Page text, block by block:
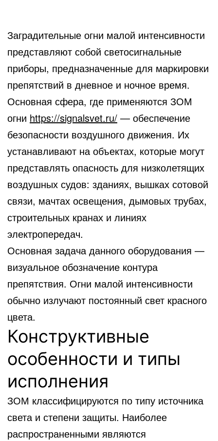
Заградительные огни малой интенсивности
представляют собой светосигнальные
приборы, предназначенные для маркировки
препятствий в дневное и ночное время.
Основная сфера, где применяются ЗОМ
огни https://signalsvet.ru/ — обеспечение
безопасности воздушного движения. Их
устанавливают на объектах, которые могут
представлять опасность для низколетящих
воздушных судов: зданиях, вышках сотовой
связи, мачтах освещения, дымовых трубах,
строительных кранах и линиях
электропередач.
Основная задача данного оборудования —
визуальное обозначение контура
препятствия. Огни малой интенсивности
обычно излучают постоянный свет красного
цвета.
Конструктивные
особенности и типы
исполнения
ЗОМ классифицируются по типу источника
света и степени защиты. Наиболее
распространенными являются